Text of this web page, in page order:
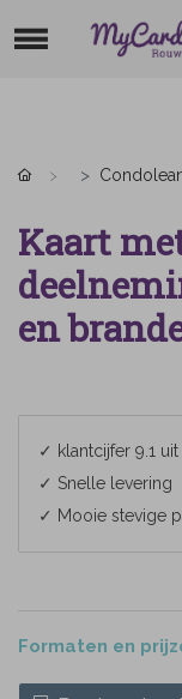
Kaart
en
✓ klantcijfer 9.1
✓ Snelle levering
✓ Mooie stevige
Formaten en